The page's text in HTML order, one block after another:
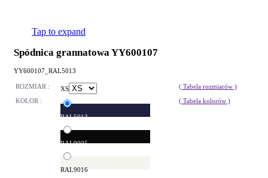
Tap to expand
Spódnica grannatowa YY600107
YY600107_RAL5013
ROZMIAR : XS
( Tabela rozmiarów )
KOLOR :
RAL5013
RAL9005
RAL9016
( Tabela kolorów )